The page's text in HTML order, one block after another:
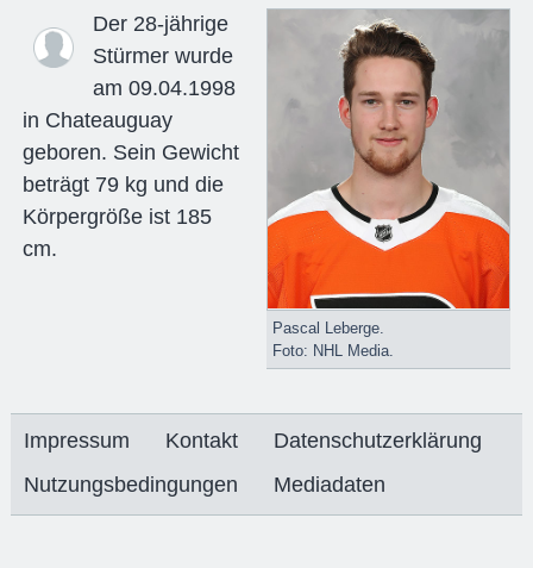
Pascal Leberge.
Foto: NHL Media.
Der 28-jährige
Stürmer wurde
am 09.04.1998
in Chateauguay
geboren. Sein Gewicht
beträgt 79 kg und die
Körpergröße ist 185
cm.
Impressum Kontakt
Datenschutzerklärung
Nutzungsbedingungen
Mediadaten